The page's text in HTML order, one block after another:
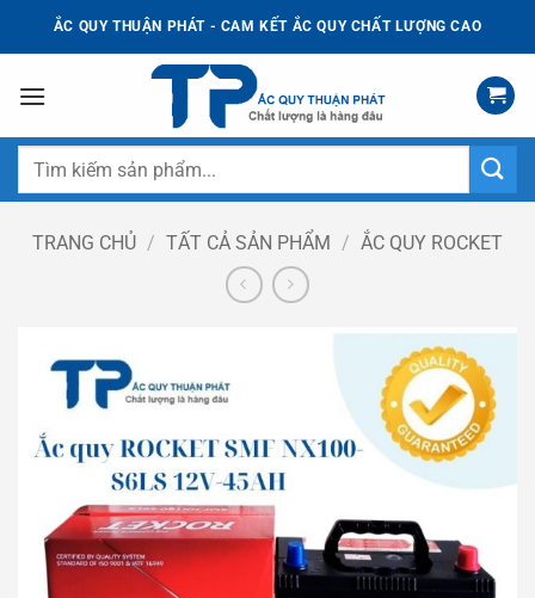
dung
ẮC QUY THUẬN PHÁT - CAM KẾT ẮC QUY CHẤT LƯỢNG CAO
Tìm
TRANG CHỦ / TẤT CẢ SẢN PHẨM / ẮC QUY ROCKET